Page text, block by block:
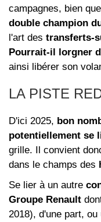
campagnes, bien
double champion
l'art des transferts-
Pourrait-il lorgner
ainsi libérer son
LA PISTE
D'ici 2025, bon
potentiellement se
grille. Il convient
dans le champs des
Se lier à un autre
Groupe Renault
2018), d'une part, ou